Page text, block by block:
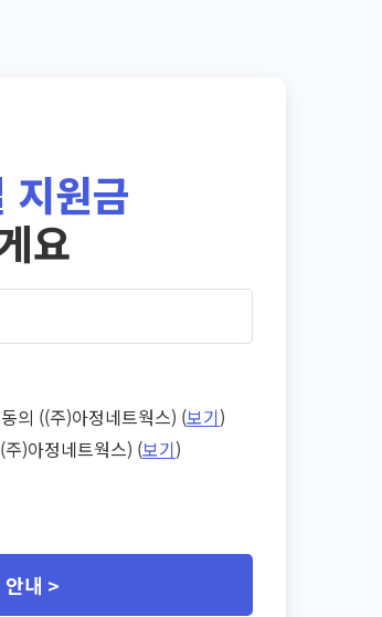
지원금
요
의 ((주)아정네트웍스) (보기)
)아정네트웍스) (보기)
내 >